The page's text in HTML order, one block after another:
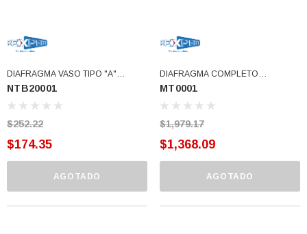
DIAFRAGMA VASO TIPO "A"
GRANDE NUTRIBULLET 4
CUCHILLAS (NTB20001)
NTB20001
$252.22
$174.35
AGOTADO
DIAFRAGMA COMPLETO
LICUADORA INDUSTRIAL MOMAT
(MT0001)
MT0001
$1,979.17
$1,368.09
AGOTADO